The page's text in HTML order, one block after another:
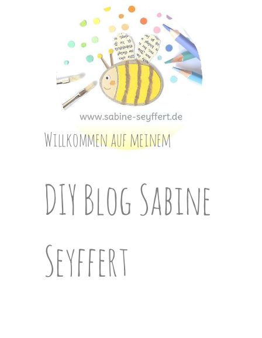
Willkommen auf meinem
DIY Blog Sabine
Seyffert